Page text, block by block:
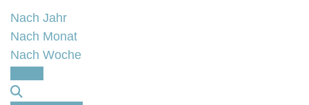
Nach Jahr
Nach Monat
Nach Woche